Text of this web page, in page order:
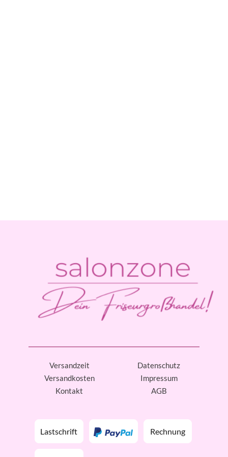
Versandzeit
Versandkosten
Kontakt
Datenschutz
Impressum
AGB
Lastschrift Rechnung